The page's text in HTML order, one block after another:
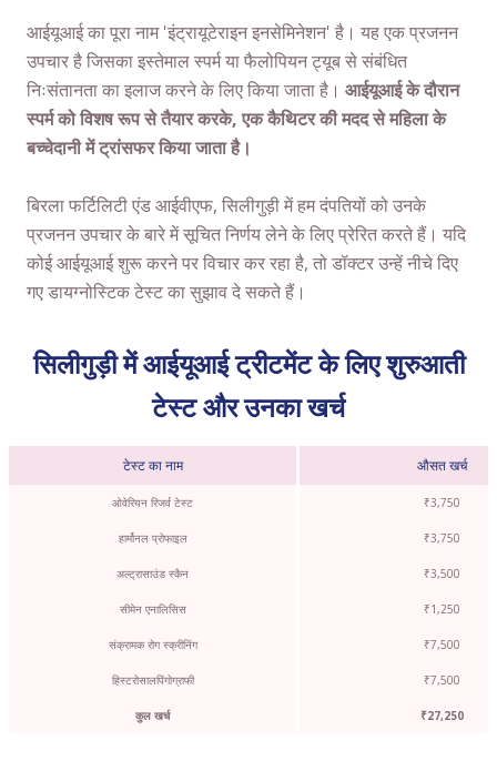
आईयूआई का पूरा नाम 'इंट्रायूटेराइन इनसेमिनेशन' है। यह एक प्रजनन
उपचार है जिसका इस्तेमाल स्पर्म या फैलोपियन ट्यूब से संबंधित
निःसंतानता का इलाज करने के लिए किया जाता है। आईयूआई के दौरान
स्पर्म को विशष रूप से तैयार करके, एक कैथिटर की मदद से महिला के
बच्चेदानी में ट्रांसफर किया जाता है।
बिरला फर्टिलिटी एंड आईवीएफ, सिलीगुड़ी में हम दंपतियों को उनके
प्रजनन उपचार के बारे में सूचित निर्णय लेने के लिए प्रेरित करते हैं। यदि
कोई आईयूआई शुरू करने पर विचार कर रहा है, तो डॉक्टर उन्हें नीचे दिए
गए डायग्नोस्टिक टेस्ट का सुझाव दे सकते हैं।
सिलीगुड़ी में आईयूआई ट्रीटमेंट के लिए शुरुआती
टेस्ट और उनका खर्च
टेस्ट का नाम औसत खर्च
ओवेरियन रिजर्व टेस्ट ₹3,750
हार्मोनल प्रोफाइल ₹3,750
अल्ट्रासाउंड स्कैन ₹3,500
सीमेन एनालिसिस ₹1,250
संक्रामक रोग स्क्रीनिंग ₹7,500
हिस्टरोसालपिंगोग्राफी ₹7,500
कुल खर्च ₹27,250